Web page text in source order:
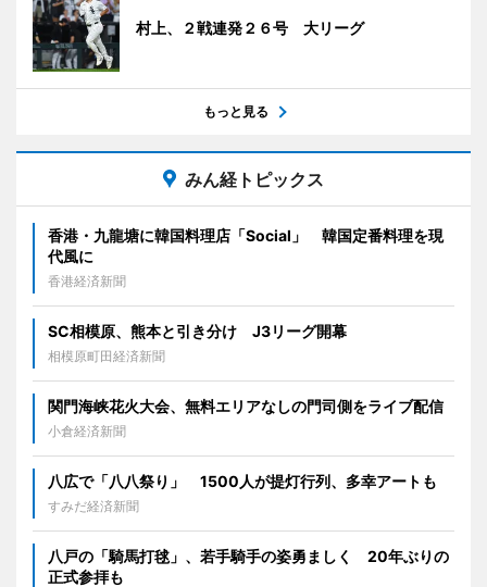
村上、２戦連発２６号 大リーグ
もっと見る
みん経トピックス
香港・九龍塘に韓国料理店「Social」 韓国定番料理を現
代風に
香港経済新聞
SC相模原、熊本と引き分け J3リーグ開幕
相模原町田経済新聞
関門海峡花火大会、無料エリアなしの門司側をライブ配信
小倉経済新聞
八広で「八八祭り」 1500人が提灯行列、多幸アートも
すみだ経済新聞
八戸の「騎馬打毬」、若手騎手の姿勇ましく 20年ぶりの
正式参拝も